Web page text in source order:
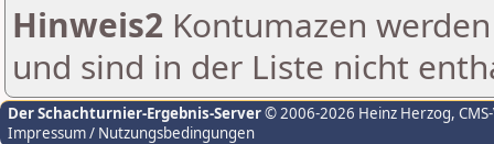
Hinweis2 Kontumazen
und sind in der Liste nicht
Der Schachturnier-Ergebnis-Server© 2006-2026 Heinz Herzog,
Impressum / Nutzungsbedingungen